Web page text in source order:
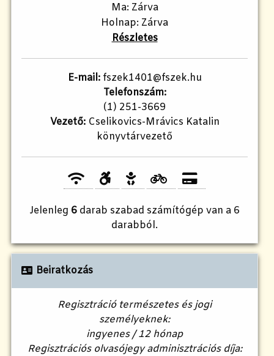
Ma: Zárva
Holnap: Zárva
Részletes
E-mail:fszek1401@fszek.hu
Telefonszám:
(1) 251-3669
Vezető:Cselikovics-Mrávics Katalin
könyvtárvezető
Jelenleg 6 darab szabad számítógép van a 6
darabból.
Beiratkozás
Regisztráció természetes és jogi
személyeknek:
ingyenes / 12 hónap
Regisztrációs olvasójegy adminisztrációs díja: